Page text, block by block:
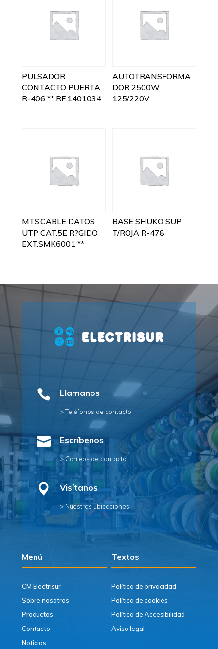
PULSADOR
CONTACTO PUERTA
R-406 ** RF:1401034
AUTOTRANSFORMA
DOR 2500W
125/220V
MTS.CABLE DATOS
UTP CAT.5E R?GIDO
EXT.SMK6001 **
BASE SHUKO SUP.
T/ROJA R-478
 Llamanos
> Teléfonos de contacto
 Escríbenos
> Correos de contacto
 Visítanos
> Nuestras ubicaciones
Menú Textos
CM Electrisur
Sobre nosotros
Productos
Contacto
Noticias
Política de privacidad
Política de cookies
Política de Accesibilidad
Aviso legal